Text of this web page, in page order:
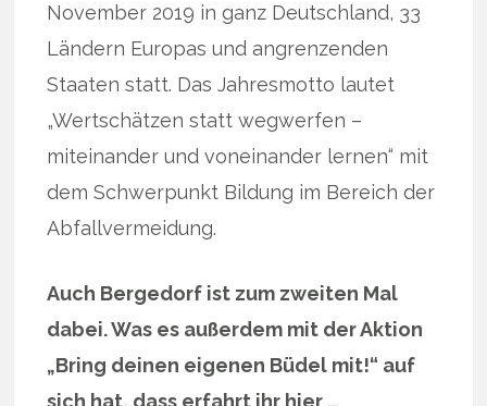
November 2019 in ganz Deutschland, 33
Ländern Europas und angrenzenden
Staaten statt. Das Jahresmotto lautet
„Wertschätzen statt wegwerfen –
miteinander und voneinander lernen“ mit
dem Schwerpunkt Bildung im Bereich der
Abfallvermeidung.
Auch Bergedorf ist zum zweiten Mal
dabei. Was es außerdem mit der Aktion
„Bring deinen eigenen Büdel mit!“ auf
sich hat, dass erfahrt ihr hier …